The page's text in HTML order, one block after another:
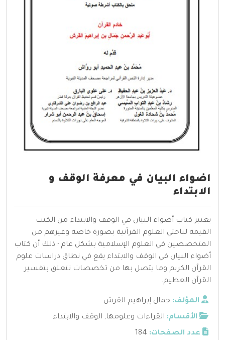
اضواء البيان في معرفة الوقف و
الابتداء
يعتبر كتاب أضواء البيان في الوقف والابتداء من الكتب
القيمة لباحثي العلوم القرآنية بصورة خاصة وغيرهم من
المتخصصين في العلوم الإسلامية بشكل عام ؛ ذلك أن كتاب
أضواء البيان في الوقف والابتداء يقع في نطاق دراسات علوم
القرآن الكريم وما يتصل بها من تخصصات تتعلق بتفسير
القرآن العظيم.
المؤلف: جمال إبراهيم القرش
الأقسام: القراءات وعلومها, الوقف والابتداء
عدد الصفحات: 184